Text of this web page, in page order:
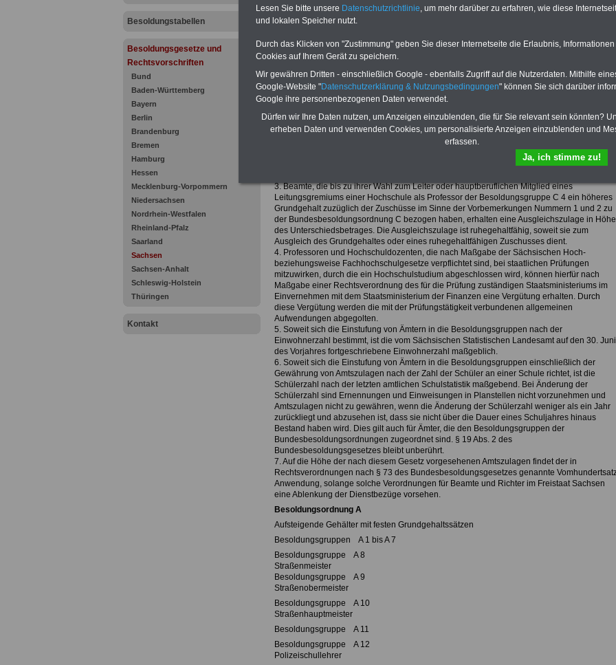
Besoldungstabellen
Besoldungsgesetze und
Rechtsvorschriften
Bund
Baden-Württemberg
Bayern
Berlin
Brandenburg
Bremen
Hamburg
Hessen
Mecklenburg-Vorpommern
Niedersachsen
Nordrhein-Westfalen
Rheinland-Pfalz
Saarland
Sachsen
Sachsen-Anhalt
Schleswig-Holstein
Thüringen
Kontakt
OnlineService bietet 10 Bücher und
Zur Übersicht des Besoldungsgesetzes des Landes Sachsen-Anhalt:
Anlage 1 (zu § 2)
Sächsische Besoldungsordnungen A und B
Vorbemerkungen
1. Die Amtsbezeichnungen sind in jeder Besoldungsgruppe in der Buchstabenfolge
aufgeführt. Beamtinnen führen die Amtsbezeichnungen, soweit möglich, in der weiblichen
2. Ausgebrachte Zulagen werden neben anderen Zulagen gewährt, soweit nicht etwas
3. Beamte, die bis zu ihrer Wahl zum Leiter oder hauptberuflichen Mitglied eines
Leitungsgremiums einer Hochschule als Professor der Besoldungsgruppe C 4 ein höheres
Grundgehalt zuzüglich der Zuschüsse im Sinne der Vorbemerkungen Nummern 1 und 2 zu
der Bundesbesoldungsordnung C bezogen haben, erhalten eine Ausgleichszulage in Höhe
des Unterschiedsbetrages. Die Ausgleichszulage ist ruhegehaltfähig, soweit sie zum
Ausgleich des Grundgehaltes oder eines ruhegehaltfähigen Zuschusses dient.
4. Professoren und Hochschuldozenten, die nach Maßgabe der Sächsischen Hoch-
beziehungsweise Fachhochschulgesetze verpflichtet sind, bei staatlichen Prüfungen
mitzuwirken, durch die ein Hochschulstudium abgeschlossen wird, können hierfür nach
Maßgabe einer Rechtsverordnung des für die Prüfung zuständigen Staatsministeriums im
Einvernehmen mit dem Staatsministerium der Finanzen eine Vergütung erhalten. Durch
diese Vergütung werden die mit der Prüfungstätigkeit verbundenen allgemeinen
Aufwendungen abgegolten.
5. Soweit sich die Einstufung von Ämtern in die Besoldungsgruppen nach der
Einwohnerzahl bestimmt, ist die vom Sächsischen Statistischen Landesamt auf den 30. Juni
des Vorjahres fortgeschriebene Einwohnerzahl maßgeblich.
6. Soweit sich die Einstufung von Ämtern in die Besoldungsgruppen einschließlich der
Gewährung von Amtszulagen nach der Zahl der Schüler an einer Schule richtet, ist die
Schülerzahl nach der letzten amtlichen Schulstatistik maßgebend. Bei Änderung der
Schülerzahl sind Ernennungen und Einweisungen in Planstellen nicht vorzunehmen und
Amtszulagen nicht zu gewähren, wenn die Änderung der Schülerzahl weniger als ein Jahr
zurückliegt und abzusehen ist, dass sie nicht über die Dauer eines Schuljahres hinaus
Bestand haben wird. Dies gilt auch für Ämter, die den Besoldungsgruppen der
Bundesbesoldungsordnungen zugeordnet sind. § 19 Abs. 2 des
Bundesbesoldungsgesetzes bleibt unberührt.
7. Auf die Höhe der nach diesem Gesetz vorgesehenen Amtszulagen findet der in
Rechtsverordnungen nach § 73 des Bundesbesoldungsgesetzes genannte
Anwendung, solange solche Verordnungen für Beamte und Richter im Freistaat Sachsen
eine Ablenkung der Dienstbezüge vorsehen.
Besoldungsordnung A
Aufsteigende Gehälter mit festen Grundgehaltssätzen
Besoldungsgruppen A 1 bis A 7
Besoldungsgruppe A 8
Straßenmeister
Besoldungsgruppe A 9
Straßenobermeister
Besoldungsgruppe A 10
Straßenhauptmeister
Besoldungsgruppe A 11
Besoldungsgruppe A 12
Polizeischullehrer
Lesen Sie bitte unsere Datenschutzrichtlinie, um mehr darüber zu erfahren, wie diese
und lokalen Speicher nutzt.
Durch das Klicken von "Zustimmung" geben Sie dieser Internetseite die Erlaubnis,
Cookies auf Ihrem Gerät zu speichern.
Wir gewähren Dritten - einschließlich Google - ebenfalls Zugriff auf die Nutzerdaten. Mithilfe
Google-Website "Datenschutzerklärung & Nutzungsbedingungen" können Sie sich darüber
Google ihre personenbezogenen Daten verwendet.
Dürfen wir Ihre Daten nutzen, um Anzeigen einzublenden, die für Sie relevant sein könnten?
erheben Daten und verwenden Cookies, um personalisierte Anzeigen einzublenden und
erfassen.
Ja, ich stimme zu!